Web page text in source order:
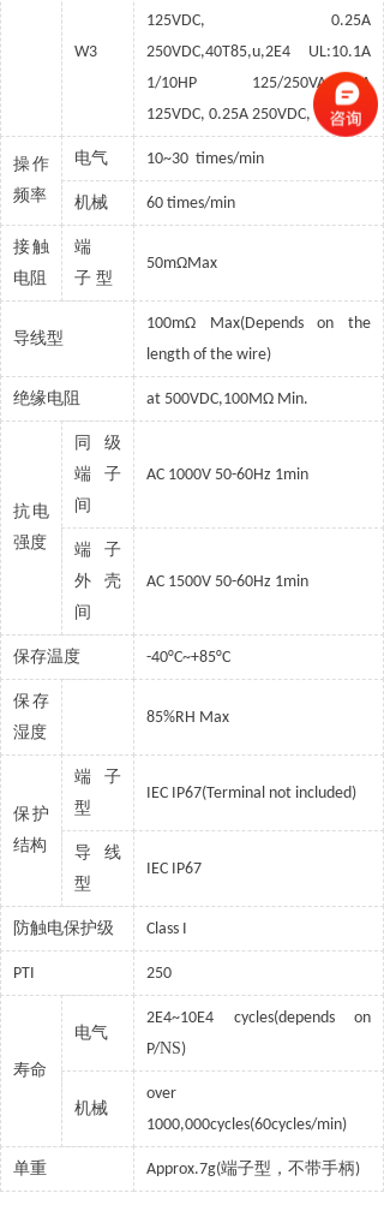
W3
125VDC, 0.25A
250VDC,40T85,u,2E4 UL:10.1A
1/10HP 125/250VAC,0.5A
125VDC, 0.25A 250VDC, T85
操作
频率
电气 10~30 times/min
机械 60 times/min
接触
电阻
端
子 型
50mΩMax
导线型
100mΩ Max(Depends on the
length of the wire)
绝缘电阻 at 500VDC,100MΩ Min.
抗电
强度
同级
端子
间
AC 1000V 50-60Hz 1min
端子
外壳
间
AC 1500V 50-60Hz 1min
保存温度 -40°C~+85°C
保存
湿度
85%RH Max
保护
结构
端子
型
IEC IP67(Terminal not included)
导线
型
IEC IP67
防触电保护级 Class I
PTI 250
寿命
电气
2E4~10E4 cycles(depends on
P/NS)
机械
over
1000,000cycles(60cycles/min)
单重 Approx.7g(端子型，不带手柄)